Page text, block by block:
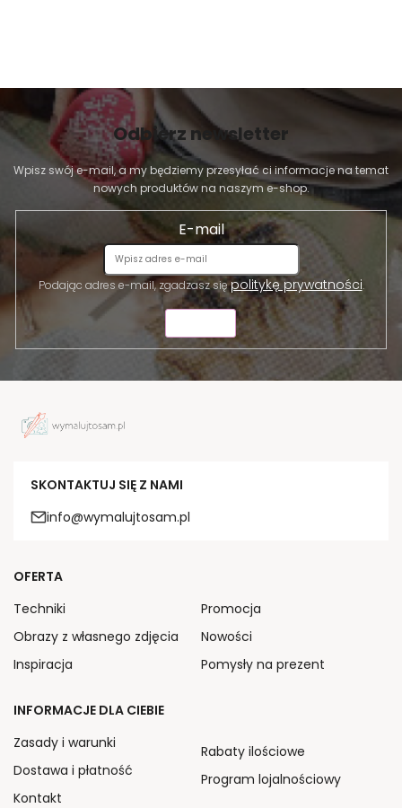
Odbierz newsletter
Wpisz swój e-mail, a my będziemy przesyłać ci informacje na temat
nowych produktów na naszym e-shop.
E-mail
Podając adres e-mail, zgadzasz siępolitykę prywatności.
SKONTAKTUJ SIĘ Z NAMI
info@wymalujtosam.pl
OFERTA
Techniki
Obrazy z własnego zdjęcia
Inspiracja
Promocja
Nowości
Pomysły na prezent
INFORMACJE DLA CIEBIE
Zasady i warunki
Dostawa i płatność
Kontakt
Rabaty ilościowe
Program lojalnościowy